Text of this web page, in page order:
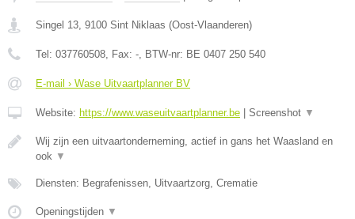
Singel 13 9100 Sint Niklaas (Oost-Vlaanderen)
Tel: 037760508 , Fax: - , BTW-nr: BE 0407 250 540
E-mail › Wase Uitvaartplanner BV
Website: https://www.waseuitvaartplanner.be Screenshot ▼
Wij zijn een uitvaartonderneming, actief in gans het Waasland en
ook ▼
Diensten: Begrafenissen, Uitvaartzorg, Crematie
Openingstijden ▼